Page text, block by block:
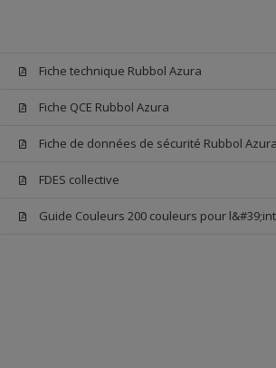
Fiche technique Rubbol Azura
Fiche QCE Rubbol Azura
Fiche de données de sécurité Rubbol
FDES collective
Guide Couleurs 200 couleurs pour